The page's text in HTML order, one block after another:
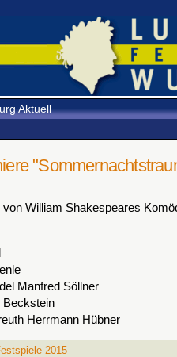
Aktuell
William Shakespeares
Manfred Söllner
Beckstein
Herrmann Hübner
2015